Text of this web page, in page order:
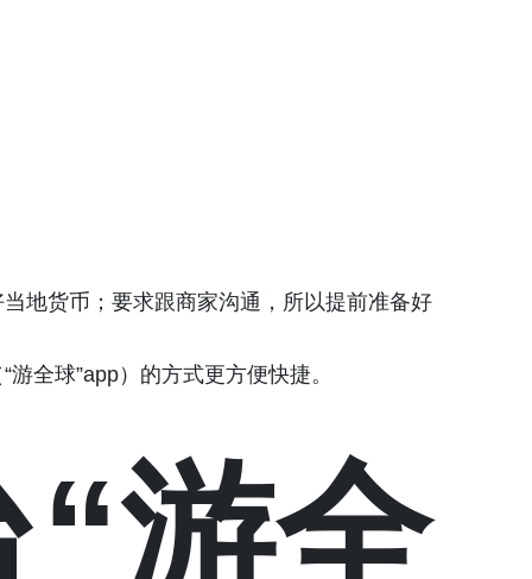
地货币；要求跟商家沟通，所以提前准备好
全球”app）的方式更方便快捷。
游全